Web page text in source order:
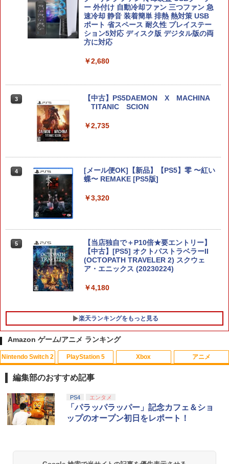
【PowerA 公式ストア】パワーエー アド
バンテージ・有線コントローラー for Ni
ntendo Switch 2 - ブラック【任天堂公
式ライセンス商品】送料無料 国内2年保
Switch/Switch2用コントローラー【マラ
用可能 ワイヤレス Bluetooth 無線 スイ
RASHIKAN
￥2,680
スフィルム スイッチ2 フィルム ガイド
貼り付け キット カバー Switch 2 本体
アクセサリー Nintendo Switch2 ケース
可 透明 ブルーライト カット 99％ FIRM
E
￥1,000
5
[Switch 2] スプラトゥーン レイダース
（ダウンロード版）※4,800ポイントま
でご利用可 ■
￥6,480
ー 外付け 自動冷却ファン 三つファン 急
速冷却 静音 装着簡単 排熱 熱対策 USB
ポート 省スペース 耐久性 プレイステー
ション5対応 ディスク版 デジタル版の両
方に対応
￥2,680
3
【中古】PS5DAEMON X MACHINA
TITANIC SCION
￥2,735
4
[メール便OK]【新品】【PS5】零 〜紅い
蝶〜 REMAKE [PS5版]
￥3,320
5
【当店独自で＋P10倍★要エントリー】
【中古】[PS5] オクトパストラベラーII
(OCTOPATH TRAVELER 2) スクウェ
ア・エニックス (20230224)
￥4,180
楽天ランキングをもっと見る
1 【中古】大乱闘スマッシュブラザーズX
￥350
1
【中古】 ルドルフとイッパイアッテナ
[レンタル落ち] [Blu-ray] [ブルーレイ]
Amazon ゲーム/アニメ ランキング
Nintendo Switch 2
1
スプラトゥーン レイダース|オンライン
コード版
PlayStation 5
1
PlayStation 5 デジタル・エディション
日本語専用 Console Language: Japan
ese only (CFI-2200B01)
Xbox
1
【純正品】Xbox ワイヤレス コントロー
ラー + USB-C® ケーブル
アニメ
1
劇場版「鬼滅の刃」無限城編 第一章 猗
窩座再来 通常版 [Blu-ray]
編集部のおすすめ記事
PS4 エンタメ
「パラッパラッパー」記念カフェ＆ショ
ップのオープン初日をレポート！